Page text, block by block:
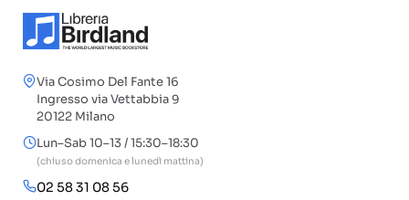
Via Cosimo Del Fante 16
Ingresso via Vettabbia 9
20122 Milano
Lun–Sab 10–13 / 15:30–18:30
(chiuso domenica e lunedì mattina)
02 58 31 08 56